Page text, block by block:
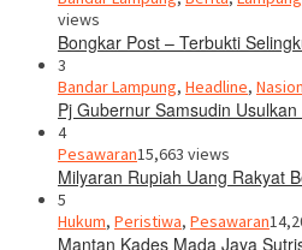
views
Bongkar Post – Terbukti
3
Bandar Lampung, Headline,
Pj Gubernur Samsudin
4
Pesawaran15,663 views
Milyaran Rupiah Uang Rakyat
5
Hukum, Peristiwa, Pesawaran
Mantan Kades Mada Jaya